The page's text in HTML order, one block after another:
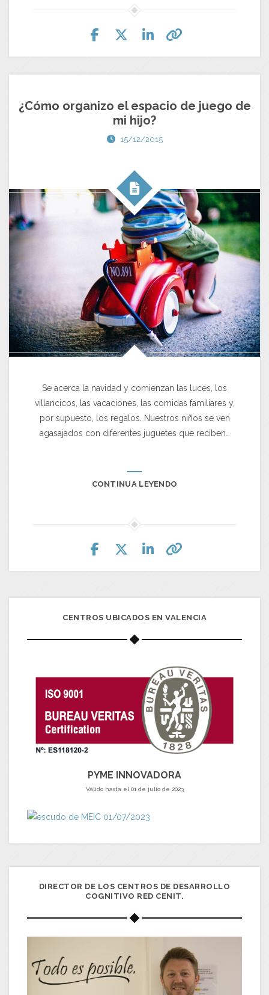
¿Cómo organizo el espacio de juego de
mi hijo?
15/12/2015
Se acerca la navidad y comienzan las luces, los
villancicos, las vacaciones, las comidas familiares y,
por supuesto, los regalos. Nuestros niños se ven
agasajados con diferentes juguetes que reciben…
CONTINUA LEYENDO
CENTROS UBICADOS EN VALENCIA
PYME INNOVADORA
Válido hasta el 01 de julio de 2023
DIRECTOR DE LOS CENTROS DE DESARROLLO
COGNITIVO RED CENIT.